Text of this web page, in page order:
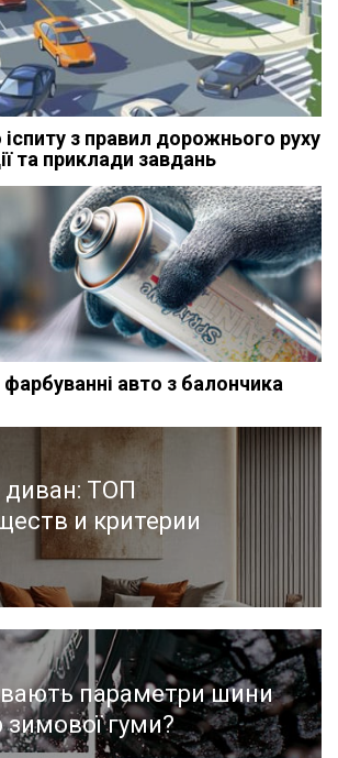
з правил дорожнього руху
та приклади завдань
авто з балончика
ТОП
и критерии
параметри шини
зимової гуми?